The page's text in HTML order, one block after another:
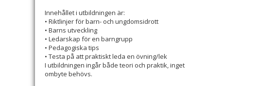
Innehållet i utbildningen är:
• Riktlinjer för barn- och ungdomsidrott
• Barns utveckling
• Ledarskap för en barngrupp
• Pedagogiska tips
• Testa på att praktiskt leda en övning/lek
I utbildningen ingår både teori och praktik, inget
ombyte behövs.